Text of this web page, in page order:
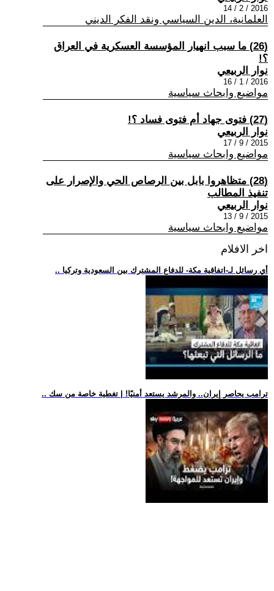
2016 / 2 / 14
العلمانية، الدين السياسي ونقد الفكر الديني
(26) ما سبب انهيار المؤسسة العسكرية في العراق
؟!
نوار الربيعي
2016 / 1 / 16
مواضيع وابحاث سياسية
(27) فتوى جهاد أم فتوى فساد ؟!
نوار الربيعي
2015 / 9 / 17
مواضيع وابحاث سياسية
(28) متظاهروا بابل بين الرصاص الحي والإصرار على
تنفيذ المطالب
نوار الربيعي
2015 / 9 / 13
مواضيع وابحاث سياسية
اخر الافلام
.. أي رسائل لـ-اتفاقية مكة- للدفاع المشترك بين السعودية وتركيا
.. ترامب يحاصر إيران.. والمرشد يستعد أمنيًا! | تغطية خاصة من سك